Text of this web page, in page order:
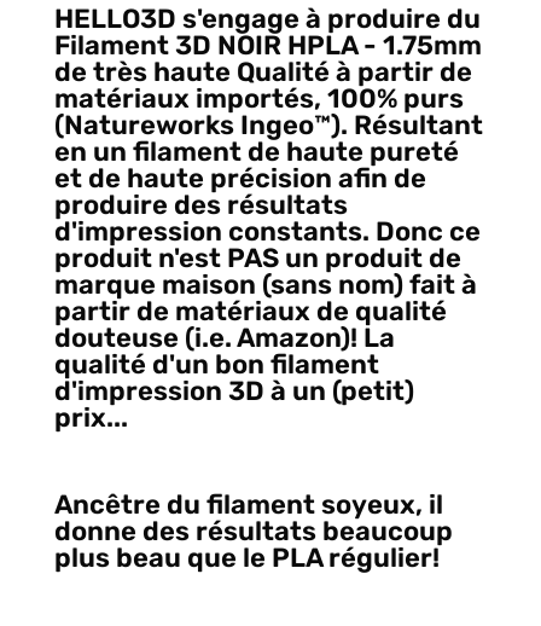
HELLO3D s'engage à produire du
Filament 3D NOIR HPLA - 1.75mm
de très haute Qualité à partir de
matériaux importés, 100% purs
(Natureworks Ingeo™️). Résultant
en un filament de haute pureté
et de haute précision afin de
produire des résultats
d'impression constants. Donc ce
produit n'est PAS un produit de
marque maison (sans nom) fait à
partir de matériaux de qualité
douteuse (i.e. Amazon)! La
qualité d'un bon filament
d'impression 3D à un (petit)
prix...
Ancêtre du filament soyeux, il
donne des résultats beaucoup
plus beau que le PLA régulier!